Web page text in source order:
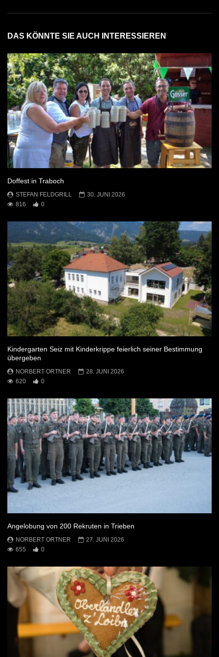
DAS KÖNNTE SIE AUCH INTERESSIEREN
Doffest in Traboch
STEFAN FELDGRILL
30. JUNI 2026
816
0
Kindergarten Seiz mit Kinderkrippe feierlich seiner Bestimmung
übergeben
NORBERT ORTNER
28. JUNI 2026
620
0
Angelobung von 200 Rekruten in Trieben
NORBERT ORTNER
27. JUNI 2026
655
0